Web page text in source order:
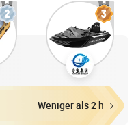
Weniger als 2 h